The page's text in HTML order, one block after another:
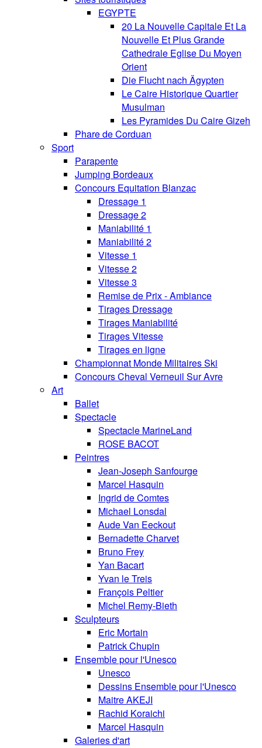
EGYPTE
20 La Nouvelle Capitale Et La
Nouvelle Et Plus Grande
Cathedrale Eglise Du Moyen
Orient
Die Flucht nach Ägypten
Le Caire Historique Quartier
Musulman
Les Pyramides Du Caire Gizeh
Phare de Corduan
Sport
Parapente
Jumping Bordeaux
Concours Equitation Blanzac
Dressage 1
Dressage 2
Maniabilité 1
Maniabilité 2
Vitesse 1
Vitesse 2
Vitesse 3
Remise de Prix - Ambiance
Tirages Dressage
Tirages Maniabilité
Tirages Vitesse
Tirages en ligne
Championnat Monde Militaires Ski
Concours Cheval Verneuil Sur Avre
Art
Ballet
Spectacle
Spectacle MarineLand
ROSE BACOT
Peintres
Jean-Joseph Sanfourge
Marcel Hasquin
Ingrid de Comtes
Michael Lonsdal
Aude Van Eeckout
Bernadette Charvet
Bruno Frey
Yan Bacart
Yvan le Treis
François Peltier
Michel Remy-Bieth
Sculpteurs
Eric Mortain
Patrick Chupin
Ensemble pour l'Unesco
Unesco
Dessins Ensemble pour l'Unesco
Maitre AKEJI
Rachid Koraichi
Marcel Hasquin
Galeries d'art